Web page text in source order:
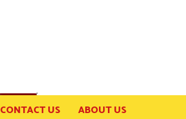
CONTACT US
ABOUT US